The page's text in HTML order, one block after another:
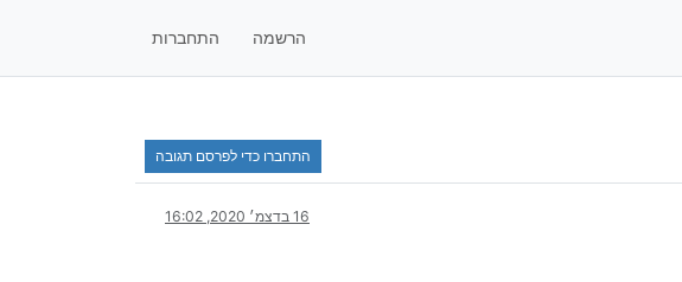
הרשמה התחברות
התחברו כדי לפרסם תגובה
16 בדצמ׳ 2020, 16:02